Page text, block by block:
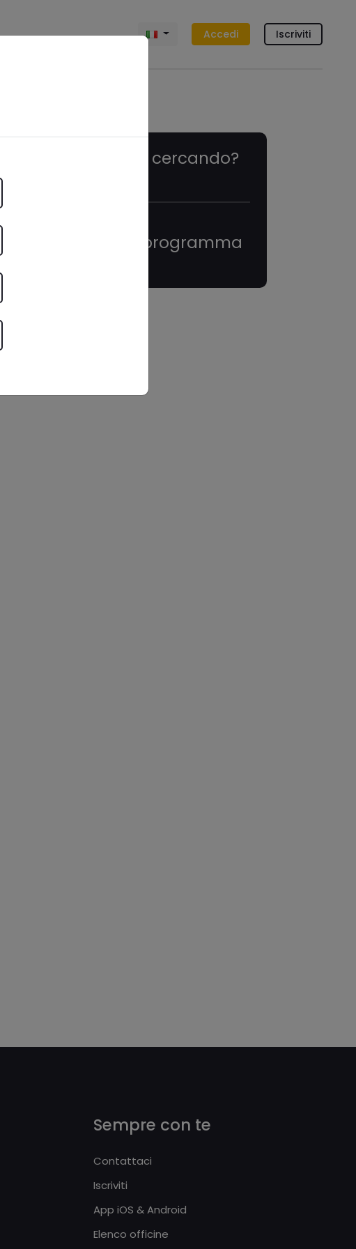
Accedi Iscriviti
Cosa stai cercando?
Eventi in programma
Sempre con te
Contattaci
Iscriviti
App iOS & Android
Elenco officine